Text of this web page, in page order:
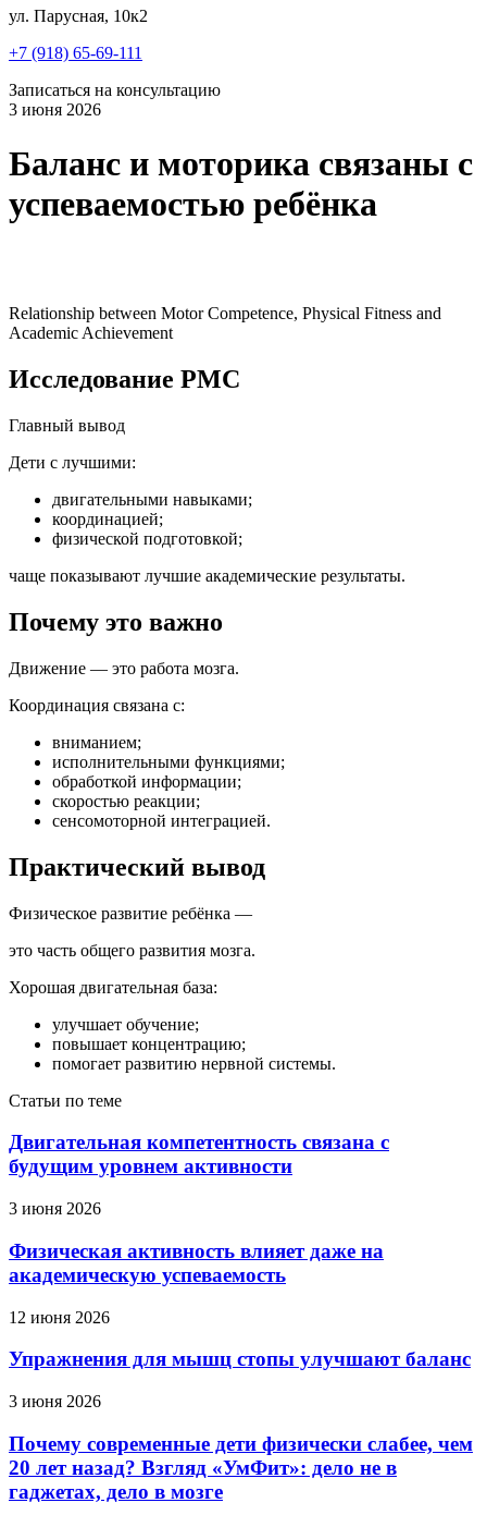
ул. Парусная, 10к2
+7 (918) 65-69-111
Записаться на консультацию
3 июня 2026
Баланс и моторика связаны с
успеваемостью ребёнка
Relationship between Motor Competence, Physical Fitness and
Academic Achievement
Исследование PMC
Главный вывод
Дети с лучшими:
двигательными навыками;
координацией;
физической подготовкой;
чаще показывают лучшие академические результаты.
Почему это важно
Движение — это работа мозга.
Координация связана с:
вниманием;
исполнительными функциями;
обработкой информации;
скоростью реакции;
сенсомоторной интеграцией.
Практический вывод
Физическое развитие ребёнка —
это часть общего развития мозга.
Хорошая двигательная база:
улучшает обучение;
повышает концентрацию;
помогает развитию нервной системы.
Статьи по теме
Двигательная компетентность связана с
будущим уровнем активности
3 июня 2026
Физическая активность влияет даже на
академическую успеваемость
12 июня 2026
Упражнения для мышц стопы улучшают баланс
3 июня 2026
Почему современные дети физически слабее, чем
20 лет назад? Взгляд «УмФит»: дело не в
гаджетах, дело в мозге